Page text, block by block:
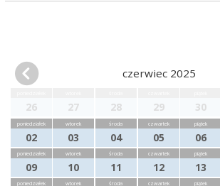
czerwiec 2025
26 27 28 29 30
poniedziałek
02
wtorek
03
środa
04
czwartek
05
piątek
06
poniedziałek
09
wtorek
10
środa
11
czwartek
12
piątek
13
poniedziałek wtorek środa czwartek piątek